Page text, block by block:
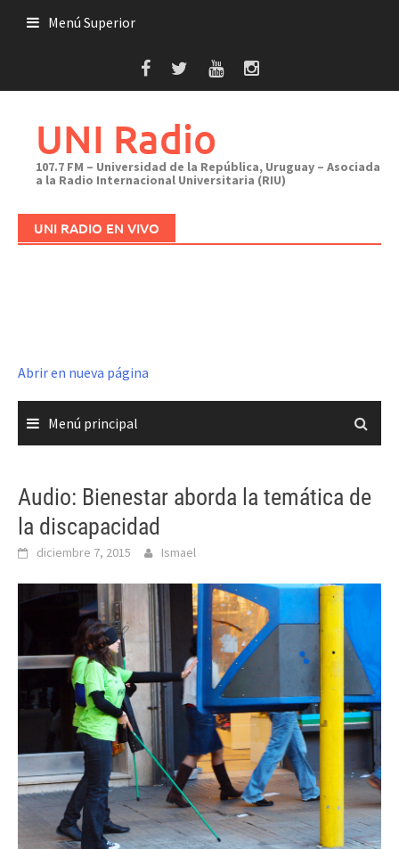
Menú Superior
UNI Radio
107.7 FM – Universidad de la República, Uruguay – Asociada
a la Radio Internacional Universitaria (RIU)
UNI RADIO EN VIVO
Abrir en nueva página
Menú principal
Audio: Bienestar aborda la temática de
la discapacidad
diciembre 7, 2015 Ismael